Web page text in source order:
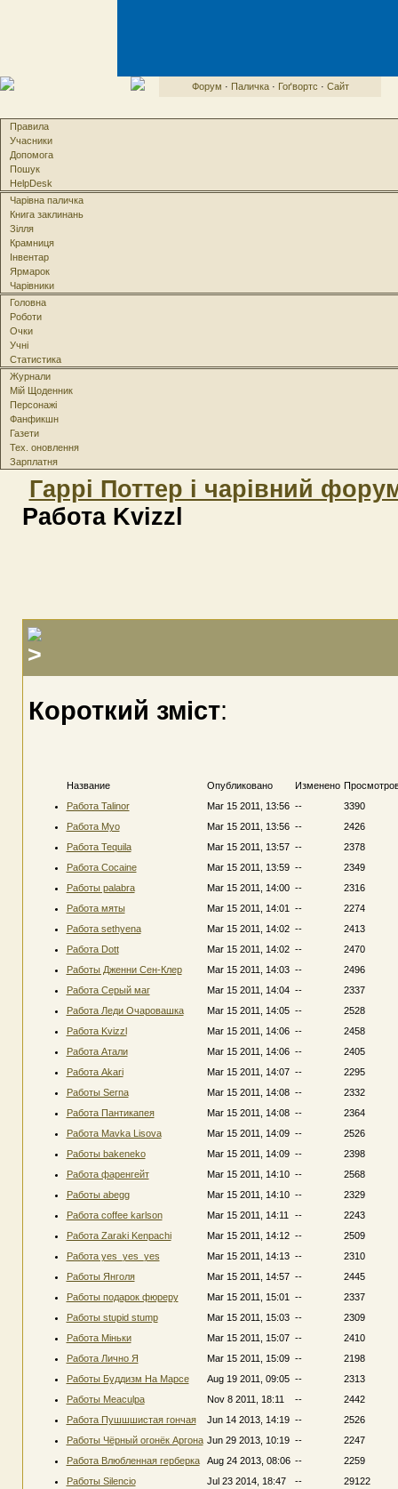
Форум · Паличка· Гоґвортс · Сайт
Правила
Учасники
Допомога
Пошук
HelpDesk
Чарівна паличка
Книга заклинань
Зілля
Крамниця
Інвентар
Ярмарок
Чарівники
Головна
Роботи
Очки
Учні
Статистика
Журнали
Мій Щоденник
Персонажі
Фанфикшн
Газети
Тех. оновлення
Зарплатня
Гаррі Поттер і чарівний
Работа Kvizzl
Короткий зміст:
Название Опубликовано Изменено
Работа Talinor
Mar 15 2011, 13:56 --
3390
Работа Myo
Mar 15 2011, 13:56 --
2426
Работа Tequila
Mar 15 2011, 13:57 --
2378
Работа Cocaine
Mar 15 2011, 13:59 --
2349
Работы palabra
Mar 15 2011, 14:00 --
2316
Работа мяты
Mar 15 2011, 14:01 --
2274
Работа sethyena
Mar 15 2011, 14:02 --
2413
Работа Dott
Mar 15 2011, 14:02 --
2470
Работы Дженни Сен-Клер
Mar 15 2011, 14:03 --
2496
Работа Серый маг
Mar 15 2011, 14:04 --
2337
Работа Леди Очаровашка
Mar 15 2011, 14:05 --
2528
Работа Kvizzl
Mar 15 2011, 14:06 --
2458
Работа Атали
Mar 15 2011, 14:06 --
2405
Работа Akari
Mar 15 2011, 14:07 --
2295
Работы Serna
Mar 15 2011, 14:08 --
2332
Работа Пантикапея
Mar 15 2011, 14:08 --
2364
Работа Mavka Lisova
Mar 15 2011, 14:09 --
2526
Работы bakeneko
Mar 15 2011, 14:09 --
2398
Работа фаренгейт
Mar 15 2011, 14:10 --
2568
Работы abegg
Mar 15 2011, 14:10 --
2329
Работа coffee karlson
Mar 15 2011, 14:11 --
2243
Работа Zaraki Kenpachi
Mar 15 2011, 14:12 --
2509
Работа yes_yes_yes
Mar 15 2011, 14:13 --
2310
Работы Янголя
Mar 15 2011, 14:57 --
2445
Работы подарок фюреру
Mar 15 2011, 15:01 --
2337
Работы stupid stump
Mar 15 2011, 15:03 --
2309
Работа Міньки
Mar 15 2011, 15:07 --
2410
Работа Лично Я
Mar 15 2011, 15:09 --
2198
Работы Буддизм На Марсе
Aug 19 2011, 09:05 --
2313
Работы Meaculpa
Nov 8 2011, 18:11 --
2442
Работа Пушшшистая гончая
Jun 14 2013, 14:19 --
2526
Работы Чёрный огонёк Аргона Jun 29 2013, 10:19 --
2247
Работа Влюбленная герберка
Aug 24 2013, 08:06 --
2259
Работы Silencio
Jul 23 2014, 18:47 --
29122